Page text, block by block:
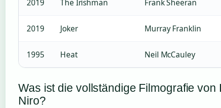
2019 The Irishman Frank Sheeran
2019 Joker Murray Franklin
1995 Heat Neil McCauley
Was ist die vollständige Filmografie von
Niro?